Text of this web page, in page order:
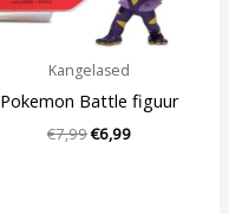
Kangelased
Pokemon Battle figuur
€7,99€6,99